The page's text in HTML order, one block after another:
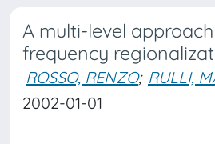
A multi-level
frequency
ROSSO, RENZO; RULLI,
2002-01-01